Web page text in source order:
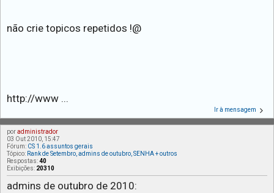
não crie topicos repetidos !@
http://www ...
Ir à mensagem
poradministrador
03 Out 2010, 15:47
Fórum: CS 1.6 assuntos gerais
Tópico: Rank de Setembro, admins de outubro, SENHA + outros
Respostas:40
Exibições: 20310
admins de outubro de 2010: